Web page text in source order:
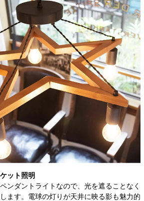
ット照明
ンダントライトなので、光を遮ることなく
ます。電球の灯りが天井に映る影も魅力的